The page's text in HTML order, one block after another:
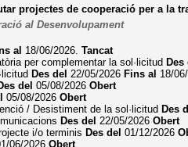
projectes de cooperació per a la
al Desenvolupament
al 18/06/2026.Tancat
per complementar la sol·licitud Des
Des del 22/05/2026 Fins al 18/
del 05/08/2026Obert
05/08/2026Obert
/ Desistiment de la sol·licitud Des
Des del 22/05/2026Obert
i/o terminis Des del 01/12/2026
06/2026Obert